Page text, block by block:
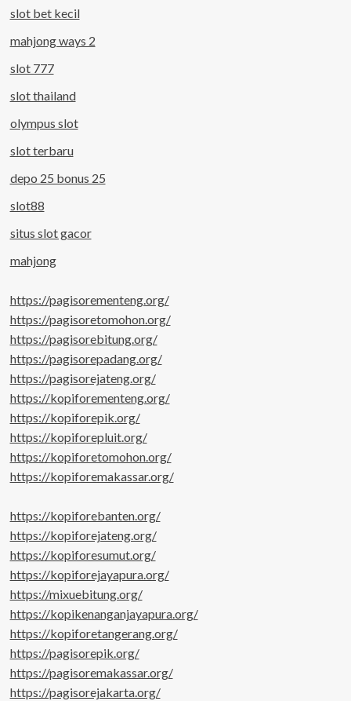
slot bet kecil
mahjong ways 2
slot 777
slot thailand
olympus slot
slot terbaru
depo 25 bonus 25
slot88
situs slot gacor
mahjong
https://pagisorementeng.org/
https://pagisoretomohon.org/
https://pagisorebitung.org/
https://pagisorepadang.org/
https://pagisorejateng.org/
https://kopiforementeng.org/
https://kopiforepik.org/
https://kopiforepluit.org/
https://kopiforetomohon.org/
https://kopiforemakassar.org/
https://kopiforebanten.org/
https://kopiforejateng.org/
https://kopiforesumut.org/
https://kopiforejayapura.org/
https://mixuebitung.org/
https://kopikenanganjayapura.org/
https://kopiforetangerang.org/
https://pagisorepik.org/
https://pagisoremakassar.org/
https://pagisorejakarta.org/